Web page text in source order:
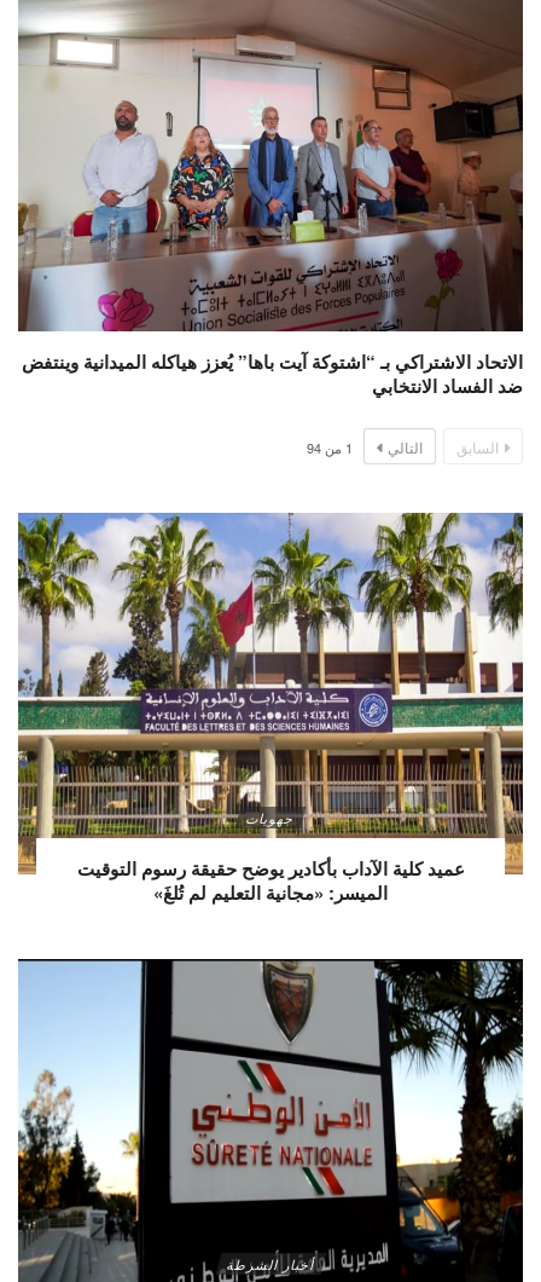
الاتحاد الاشتراكي بـ “اشتوكة آيت باها” يُعزز هياكله الميدانية وينتفض
ضد الفساد الانتخابي
السابق التالي 1 من 94
جهويات
عميد كلية الآداب بأكادير يوضح حقيقة رسوم التوقيت
الميسر: «مجانية التعليم لم تُلغَ»
أخبار الشرطة